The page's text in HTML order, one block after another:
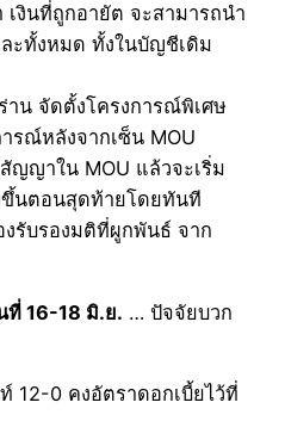
เงินที่ถูกอายัต จะสามารถนำ
ะทั้งหมด ทั้งในบัญชีเดิม
าน จัดตั้งโครงการณ์พิเศษ
รณ์หลังจากเซ็น MOU
ญญาใน MOU แล้วจะเริ่ม
ขึ้นตอนสุดท้ายโดยทันที
รับรองมติที่ผูกพันธ์ จาก
ที่ 16-18 มิ.ย. … ปัจจัยบวก
12-0 คงอัตราดอกเบี้ยไว้ที่